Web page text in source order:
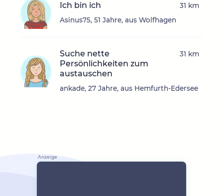
Ich bin ich
Asinus75, 51 Jahre, aus Wolfhagen
31 km
Suche nette
Persönlichkeiten zum
austauschen
ankade, 27 Jahre, aus Hemfurth-Edersee
31 km